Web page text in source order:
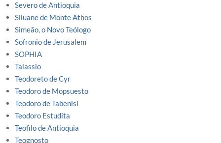
Severo de Antioquia
Siluane de Monte Athos
Simeão, o Novo Teólogo
Sofronio de Jerusalem
SOPHIA
Talassio
Teodoreto de Cyr
Teodoro de Mopsuesto
Teodoro de Tabenisi
Teodoro Estudita
Teofilo de Antioquia
Teognosto